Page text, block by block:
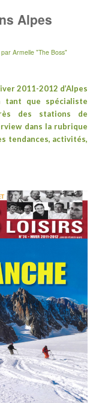
Alpes
par Armelle "The Boss"
2011-2012 d’Alpes
tant que spécialiste
des stations de
dans la rubrique
tendances, activités,